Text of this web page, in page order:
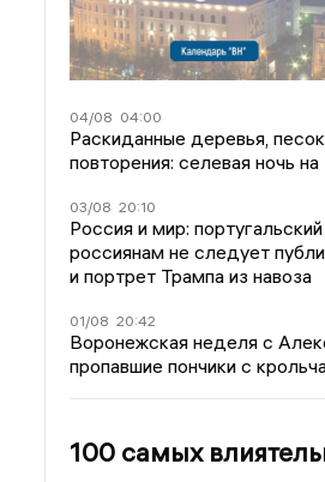
04/08 04:00
Раскиданные деревья,
повторения: селевая ночь
03/08 20:10
Россия и мир:
россиянам не следует
и портрет Трампа из навоза
01/08 20:42
Воронежская неделя с
пропавшие пончики с
100 самых